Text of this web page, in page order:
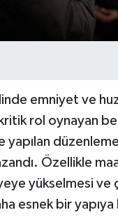
emniyet ve
rol oynayan
yapılan
Özellikle
yükselmesi ve
esnek bir yapıya